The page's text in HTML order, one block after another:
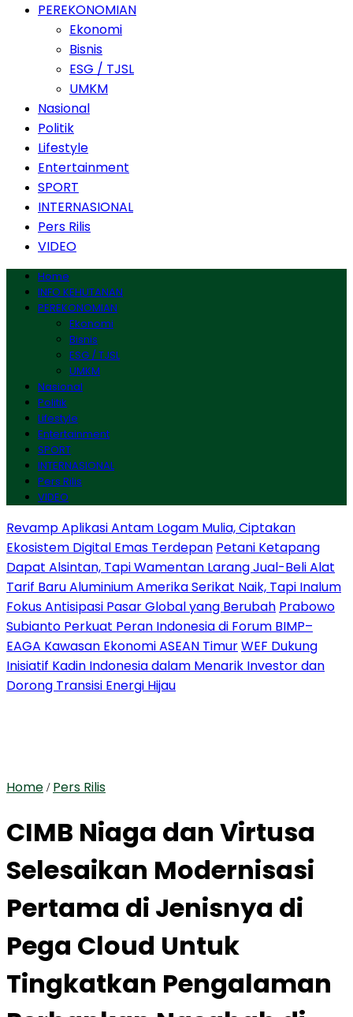
PEREKONOMIAN
Ekonomi
Bisnis
ESG / TJSL
UMKM
Nasional
Politik
Lifestyle
Entertainment
SPORT
INTERNASIONAL
Pers Rilis
VIDEO
Home
INFO KEHUTANAN
PEREKONOMIAN
Ekonomi
Bisnis
ESG / TJSL
UMKM
Nasional
Politik
Lifestyle
Entertainment
SPORT
INTERNASIONAL
Pers Rilis
VIDEO
Revamp Aplikasi Antam Logam Mulia, Ciptakan
Ekosistem Digital Emas Terdepan Petani Ketapang
Dapat Alsintan, Tapi Wamentan Larang Jual-Beli Alat
Tarif Baru Aluminium Amerika Serikat Naik, Tapi Inalum
Fokus Antisipasi Pasar Global yang Berubah Prabowo
Subianto Perkuat Peran Indonesia di Forum BIMP–
EAGA Kawasan Ekonomi ASEAN TimurWEF Dukung
Inisiatif Kadin Indonesia dalam Menarik Investor dan
Dorong Transisi Energi Hijau
Home / Pers Rilis
CIMB Niaga dan Virtusa
Selesaikan Modernisasi
Pertama di Jenisnya di
Pega Cloud Untuk
Tingkatkan Pengalaman